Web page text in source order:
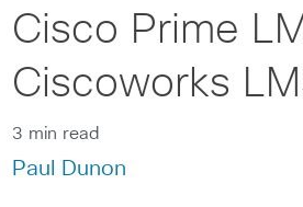
Cisco Prime
Ciscoworks
3 min read
Paul Dunon